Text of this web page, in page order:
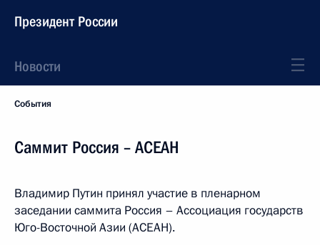
Президент России
Новости
События
Саммит Россия – АСЕАН
Владимир Путин принял участие в пленарном
заседании саммита Россия – Ассоциация государств
Юго-Восточной Азии (АСЕАН).